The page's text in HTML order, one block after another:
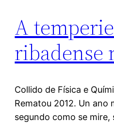
A temperie
ribadense
Collido de Física e
Rematou 2012. Un ano
segundo como se mire,